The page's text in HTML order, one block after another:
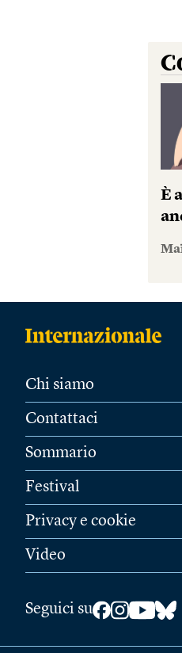
È
Chi siamo
Contattaci
Sommario
Festival
Privacy e cookie
Video
Seguici su